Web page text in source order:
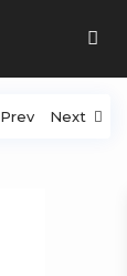
Prev Next